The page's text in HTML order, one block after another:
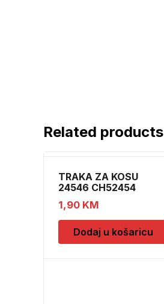
Related products
TRAKA ZA KOSU
24546 CH52454
1,90 KM
Dodaj u košaricu